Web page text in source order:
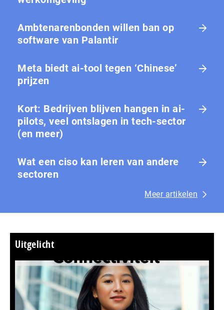
Ambtenarenbonden willen ban op
software van Palantir
Meta biedt ai-tool tegen ‘Chinese’
prijzen
Kort: Bedrijven blijven hangen in ai-
pilots, veel ontslagen in tech-sector
(en meer)
Wat een ciso kan leren van andere
sectoren
Meer artikelen
Uitgelicht